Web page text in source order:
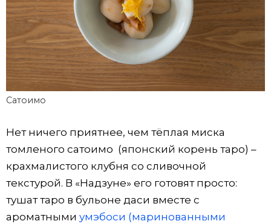
Сатоимо
Нет ничего приятнее, чем тёплая миска
томленого сатоимо (японский корень таро) –
крахмалистого клубня со сливочной
текстурой. В «Надзуне» его готовят просто:
тушат таро в бульоне даси вместе с
ароматными умэбоси (маринованными